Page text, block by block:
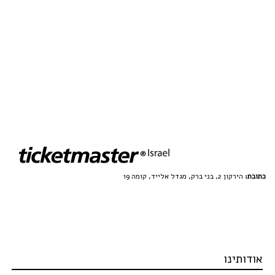
כתובת: הירקון 2, בני ברק, מגדל אלייד, קומה 19
אודותינו